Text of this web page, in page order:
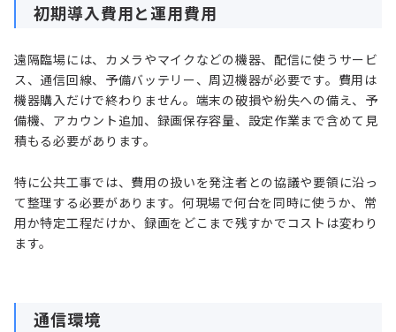
初期導入費用と運用費用
遠隔臨場には、カメラやマイクなどの機器、配信に使うサービ
ス、通信回線、予備バッテリー、周辺機器が必要です。費用は
機器購入だけで終わりません。端末の破損や紛失への備え、予
備機、アカウント追加、録画保存容量、設定作業まで含めて見
積もる必要があります。
特に公共工事では、費用の扱いを発注者との協議や要領に沿っ
て整理する必要があります。何現場で何台を同時に使うか、常
用か特定工程だけか、録画をどこまで残すかでコストは変わり
ます。
通信環境